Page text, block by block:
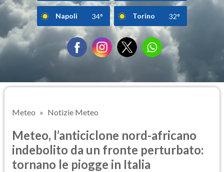
Napoli 34° Torino 32°
Meteo Notizie Meteo
Meteo, l’anticiclone nord-africano
indebolito da un fronte perturbato:
tornano le piogge in Italia